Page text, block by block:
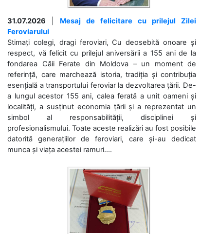
31.07.2026
Mesaj de felicitare cu prilejul Zilei
Feroviarului
Stimați colegi, dragi feroviari, Cu deosebită onoare și
respect, vă felicit cu prilejul aniversării a 155 ani de la
fondarea Căii Ferate din Moldova – un moment de
referință, care marchează istoria, tradiția și contribuția
esențială a transportului feroviar la dezvoltarea țării. De-
a lungul acestor 155 ani, calea ferată a unit oameni și
localități, a susținut economia țării și a reprezentat un
simbol al responsabilității, disciplinei și
profesionalismului. Toate aceste realizări au fost posibile
datorită generațiilor de feroviari, care și-au dedicat
munca și viața acestei ramuri....